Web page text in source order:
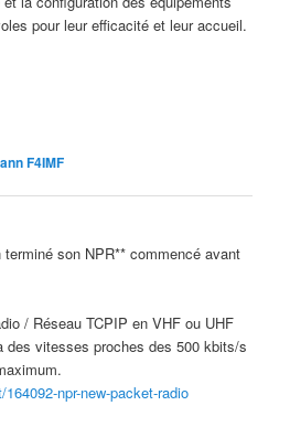
pour leur efficacité et leur accueil.
F4IMF
son NPR** commencé avant
/ Réseau TCPIP en VHF ou UHF
des vitesses proches des 500 kbits/s
npr-new-packet-radio